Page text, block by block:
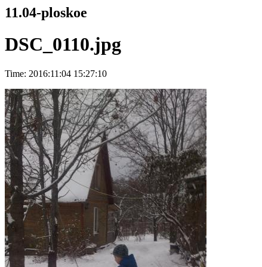
11.04-ploskoe
DSC_0110.jpg
Time: 2016:11:04 15:27:10